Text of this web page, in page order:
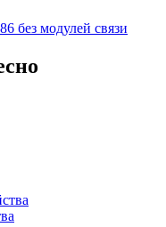
без модулей связи